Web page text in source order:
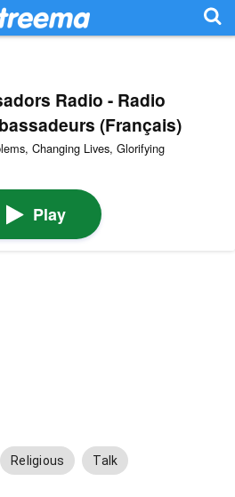
Radio - Radio
(Français)
Changing Lives, Glorifying
Play
Religious Talk